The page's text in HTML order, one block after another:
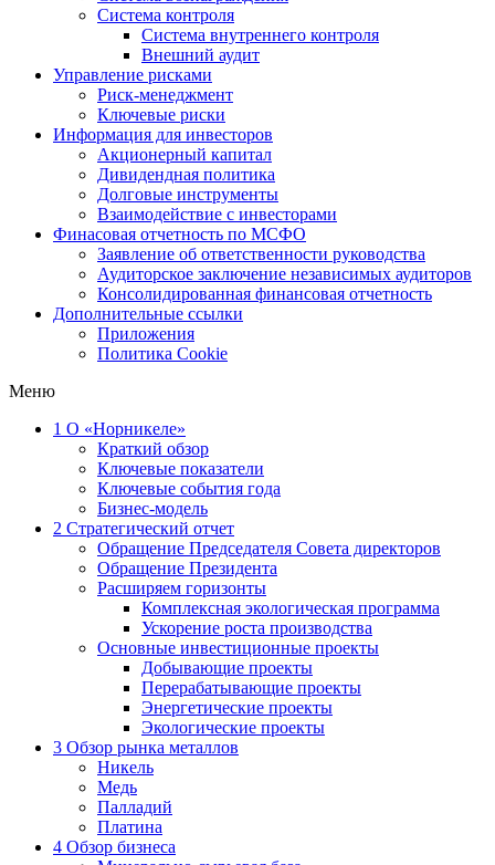
Система контроля
Система внутреннего контроля
Внешний аудит
Управление рисками
Риск-менеджмент
Ключевые риски
Информация для инвесторов
Акционерный капитал
Дивидендная политика
Долговые инструменты
Взаимодействие с инвеcторами
Финасовая отчетность по МСФО
Заявление об ответственности руководства
Аудиторское заключение независимых аудиторов
Консолидированная финансовая отчетность
Дополнительные ссылки
Приложения
Политика Cookie
Меню
1 О «Норникеле»
Краткий обзор
Ключевые показатели
Ключевые события года
Бизнес-модель
2 Стратегический отчет
Обращение Председателя Совета директоров
Обращение Президента
Расширяем горизонты
Комплексная экологическая программа
Ускорение роста производства
Основные инвестиционные проекты
Добывающие проекты
Перерабатывающие проекты
Энергетические проекты
Экологические проекты
3 Обзор рынка металлов
Никель
Медь
Палладий
Платина
4 Обзор бизнеса